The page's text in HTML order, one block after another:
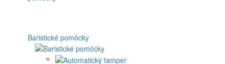
Baristické pomôcky